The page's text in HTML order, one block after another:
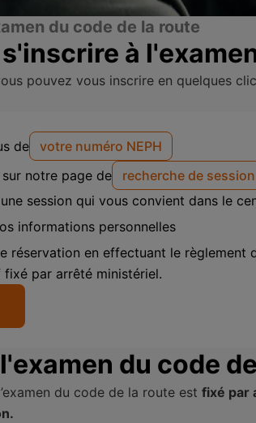
du code de la route
à
pouvez vous inscrire en quelques
de votre numéro NEPH
notre page de recherche de session
session qui vous convient dans le
informations personnelles
réservation en effectuant le règlement
fixé par arrêté ministériel.
du code
du code de la route est fixé par